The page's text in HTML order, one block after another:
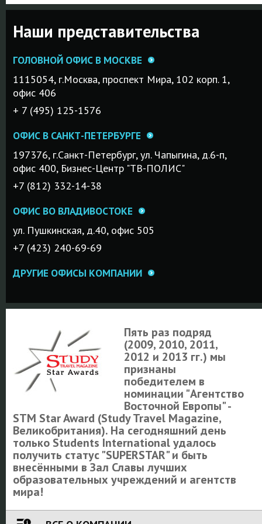
Наши представительства
ГОЛОВНОЙ ОФИС В МОСКВЕ
1115054, г.Mосква, проспект Мира, 102 корп. 1,
офис 406
+ 7 (495) 125-1576
ОФИС В САНКТ-ПЕТЕРБУРГЕ
197376, г.Санкт-Петербург, ул. Чапыгина, д.6-п,
офис 400, Бизнес-Центр "ТВ-ПОЛИС"
+7 (812) 332-14-38
ОФИС ВО ВЛАДИВОСТОКЕ
ул. Пушкинская, д.40, офис 505
+7 (423) 240-69-69
ДРУГИЕ ОФИСЫ КОМПАНИИ
Пять раз подряд
(2009, 2010, 2011,
2012 и 2013 гг.) мы
признаны
победителем в
номинации "Агентство
Восточной Европы" -
STM Star Award (Study Travel Magazine,
Великобритания). На сегодняшний день
только Students International удалось
получить статус "SUPERSTAR" и быть
внесёнными в Зал Славы лучших
образовательных учреждений и агентств
мира!